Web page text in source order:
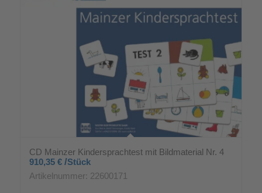
CD Mainzer Kindersprachtest mit Bildmaterial Nr. 4
910,35 € /Stück
Artikelnummer: 22600171